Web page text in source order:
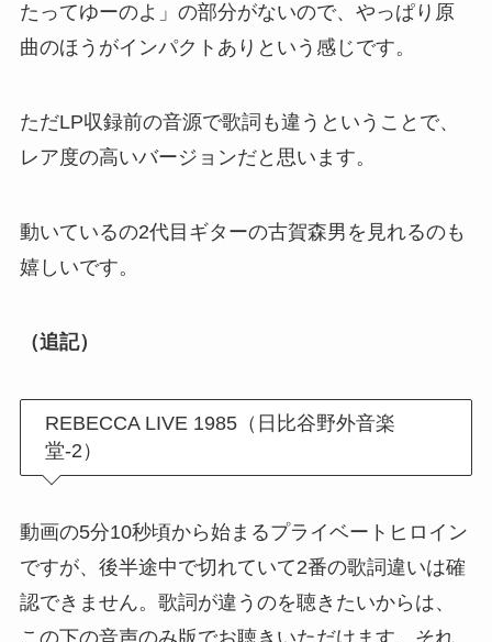
たってゆーのよ」の部分がないので、やっぱり原
曲のほうがインパクトありという感じです。
ただLP収録前の音源で歌詞も違うということで、
レア度の高いバージョンだと思います。
動いているの2代目ギターの古賀森男を見れるのも
嬉しいです。
（追記）
REBECCA LIVE 1985（日比谷野外音楽
堂-2）
動画の5分10秒頃から始まるプライベートヒロイン
ですが、後半途中で切れていて2番の歌詞違いは確
認できません。歌詞が違うのを聴きたいからは、